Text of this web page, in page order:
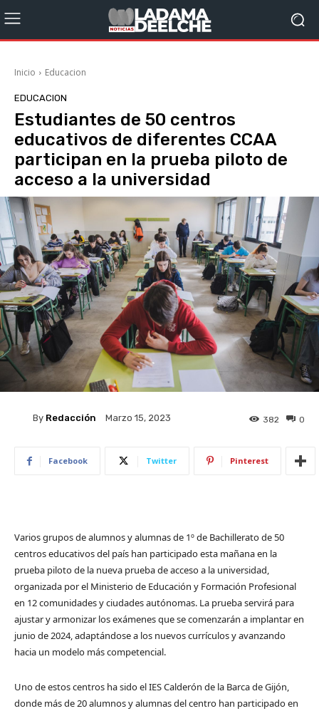
Inicio Educacion
EDUCACION
Estudiantes de 50 centros
educativos de diferentes CCAA
participan en la prueba piloto de
acceso a la universidad
By Redacción Marzo 15, 2023 0
382
Facebook Twitter Pinterest
Varios grupos de alumnos y alumnas de 1º de Bachillerato de 50
centros educativos del país han participado esta mañana en la
prueba piloto de la nueva prueba de acceso a la universidad,
organizada por el Ministerio de Educación y Formación Profesional
en 12 comunidades y ciudades autónomas. La prueba servirá para
ajustar y armonizar los exámenes que se comenzarán a implantar en
junio de 2024, adaptándose a los nuevos currículos y avanzando
hacia un modelo más competencial.
Uno de estos centros ha sido el IES Calderón de la Barca de Gijón,
donde más de 20 alumnos y alumnas del centro han participado en